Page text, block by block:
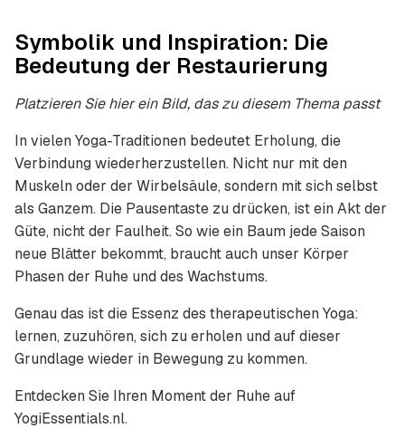
Symbolik und Inspiration: Die
Bedeutung der Restaurierung
Platzieren Sie hier ein Bild, das zu diesem Thema passt
In vielen Yoga-Traditionen bedeutet Erholung, die
Verbindung wiederherzustellen. Nicht nur mit den
Muskeln oder der Wirbelsäule, sondern mit sich selbst
als Ganzem. Die Pausentaste zu drücken, ist ein Akt der
Güte, nicht der Faulheit. So wie ein Baum jede Saison
neue Blätter bekommt, braucht auch unser Körper
Phasen der Ruhe und des Wachstums.
Genau das ist die Essenz des therapeutischen Yoga:
lernen, zuzuhören, sich zu erholen und auf dieser
Grundlage wieder in Bewegung zu kommen.
Entdecken Sie Ihren Moment der Ruhe auf
YogiEssentials.nl.